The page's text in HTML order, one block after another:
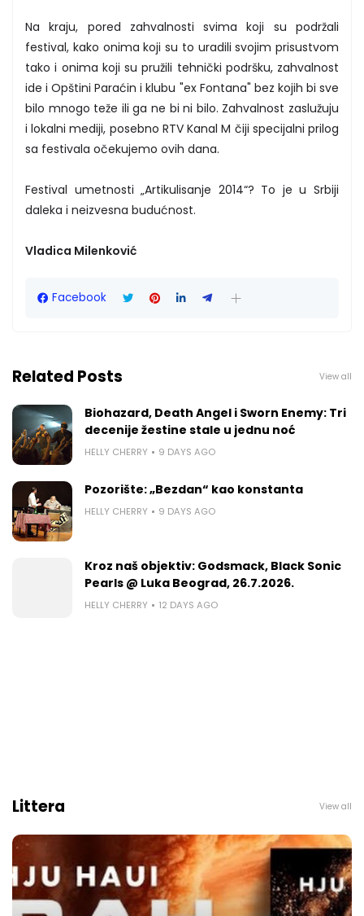
Na kraju, pored zahvalnosti svima koji su podržali
festival, kako onima koji su to uradili svojim prisustvom
tako i onima koji su pružili tehnički podršku, zahvalnost
ide i Opštini Paraćin i klubu "ex Fontana" bez kojih bi sve
bilo mnogo teže ili ga ne bi ni bilo. Zahvalnost zaslužuju
i lokalni mediji, posebno RTV Kanal M čiji specijalni prilog
sa festivala očekujemo ovih dana.
Festival umetnosti „Artikulisanje 2014“? To je u Srbiji
daleka i neizvesna budućnost.
Vladica Milenković
Facebook
Related Posts View all
Biohazard, Death Angel i Sworn Enemy: Tri
decenije žestine stale u jednu noć
HELLY CHERRY 9 DAYS AGO
Pozorište: „Bezdan“ kao konstanta
HELLY CHERRY 9 DAYS AGO
Kroz naš objektiv: Godsmack, Black Sonic
Pearls @ Luka Beograd, 26.7.2026.
HELLY CHERRY 12 DAYS AGO
Littera View all